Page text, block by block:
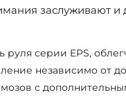
заслуживают и
руля серии EPS,
независимо от
с